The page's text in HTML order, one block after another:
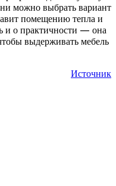
можно выбрать вариант
помещению тепла и
и о практичности — она
выдерживать мебель
Источник